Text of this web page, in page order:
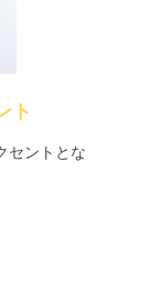
ト
セントとな